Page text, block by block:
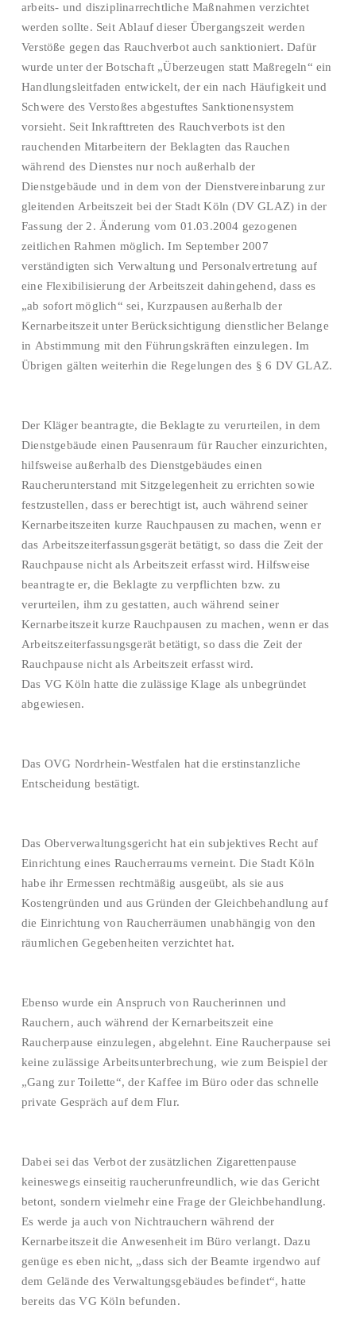
arbeits- und disziplinarrechtliche Maßnahmen verzichtet
werden sollte. Seit Ablauf dieser Übergangszeit werden
Verstöße gegen das Rauchverbot auch sanktioniert. Dafür
wurde unter der Botschaft „Überzeugen statt Maßregeln“ ein
Handlungsleitfaden entwickelt, der ein nach Häufigkeit und
Schwere des Verstoßes abgestuftes Sanktionensystem
vorsieht. Seit Inkrafttreten des Rauchverbots ist den
rauchenden Mitarbeitern der Beklagten das Rauchen
während des Dienstes nur noch außerhalb der
Dienstgebäude und in dem von der Dienstvereinbarung zur
gleitenden Arbeitszeit bei der Stadt Köln (DV GLAZ) in der
Fassung der 2. Änderung vom 01.03.2004 gezogenen
zeitlichen Rahmen möglich. Im September 2007
verständigten sich Verwaltung und Personalvertretung auf
eine Flexibilisierung der Arbeitszeit dahingehend, dass es
„ab sofort möglich“ sei, Kurzpausen außerhalb der
Kernarbeitszeit unter Berücksichtigung dienstlicher Belange
in Abstimmung mit den Führungskräften einzulegen. Im
Übrigen gälten weiterhin die Regelungen des § 6 DV GLAZ.
Der Kläger beantragte, die Beklagte zu verurteilen, in dem
Dienstgebäude einen Pausenraum für Raucher einzurichten,
hilfsweise außerhalb des Dienstgebäudes einen
Raucherunterstand mit Sitzgelegenheit zu errichten sowie
festzustellen, dass er berechtigt ist, auch während seiner
Kernarbeitszeiten kurze Rauchpausen zu machen, wenn er
das Arbeitszeiterfassungsgerät betätigt, so dass die Zeit der
Rauchpause nicht als Arbeitszeit erfasst wird. Hilfsweise
beantragte er, die Beklagte zu verpflichten bzw. zu
verurteilen, ihm zu gestatten, auch während seiner
Kernarbeitszeit kurze Rauchpausen zu machen, wenn er das
Arbeitszeiterfassungsgerät betätigt, so dass die Zeit der
Rauchpause nicht als Arbeitszeit erfasst wird.
Das VG Köln hatte die zulässige Klage als unbegründet
abgewiesen.
Das OVG Nordrhein-Westfalen hat die erstinstanzliche
Entscheidung bestätigt.
Das Oberverwaltungsgericht hat ein subjektives Recht auf
Einrichtung eines Raucherraums verneint. Die Stadt Köln
habe ihr Ermessen rechtmäßig ausgeübt, als sie aus
Kostengründen und aus Gründen der Gleichbehandlung auf
die Einrichtung von Raucherräumen unabhängig von den
räumlichen Gegebenheiten verzichtet hat.
Ebenso wurde ein Anspruch von Raucherinnen und
Rauchern, auch während der Kernarbeitszeit eine
Raucherpause einzulegen, abgelehnt. Eine Raucherpause sei
keine zulässige Arbeitsunterbrechung, wie zum Beispiel der
„Gang zur Toilette“, der Kaffee im Büro oder das schnelle
private Gespräch auf dem Flur.
Dabei sei das Verbot der zusätzlichen Zigarettenpause
keineswegs einseitig raucherunfreundlich, wie das Gericht
betont, sondern vielmehr eine Frage der Gleichbehandlung.
Es werde ja auch von Nichtrauchern während der
Kernarbeitszeit die Anwesenheit im Büro verlangt. Dazu
genüge es eben nicht, „dass sich der Beamte irgendwo auf
dem Gelände des Verwaltungsgebäudes befindet“, hatte
bereits das VG Köln befunden.